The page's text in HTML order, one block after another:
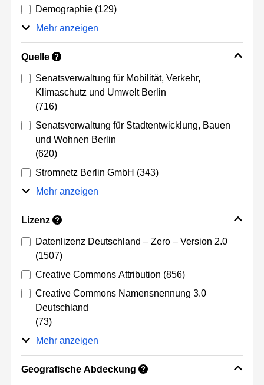
Demographie (129)
Mehr anzeigen
Quelle ?
Senatsverwaltung für Mobilität, Verkehr,
Klimaschutz und Umwelt Berlin
(716)
Senatsverwaltung für Stadtentwicklung, Bauen
und Wohnen Berlin
(620)
Stromnetz Berlin GmbH (343)
Mehr anzeigen
Lizenz ?
Datenlizenz Deutschland – Zero – Version 2.0
(1507)
Creative Commons Attribution (856)
Creative Commons Namensnennung 3.0
Deutschland
(73)
Mehr anzeigen
Geografische Abdeckung ?